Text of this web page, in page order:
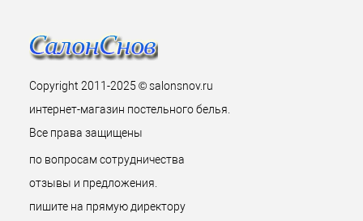
Copyright 2011-2025 © salonsnov.ru
интернет-магазин постельного белья.
Все права защищены
по вопросам сотрудничества
отзывы и предложения.
пишите на прямую директору